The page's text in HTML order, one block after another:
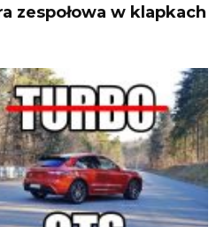
zespołowa w klapkach